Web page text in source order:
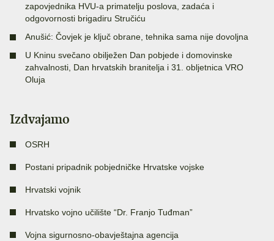
zapovjednika HVU-a primatelju poslova, zadaća i
odgovornosti brigadiru Stručiću
Anušić: Čovjek je ključ obrane, tehnika sama nije dovoljna
U Kninu svečano obilježen Dan pobjede i domovinske
zahvalnosti, Dan hrvatskih branitelja i 31. obljetnica VRO
Oluja
Izdvajamo
OSRH
Postani pripadnik pobjedničke Hrvatske vojske
Hrvatski vojnik
Hrvatsko vojno učilište “Dr. Franjo Tuđman”
Vojna sigurnosno-obavještajna agencija